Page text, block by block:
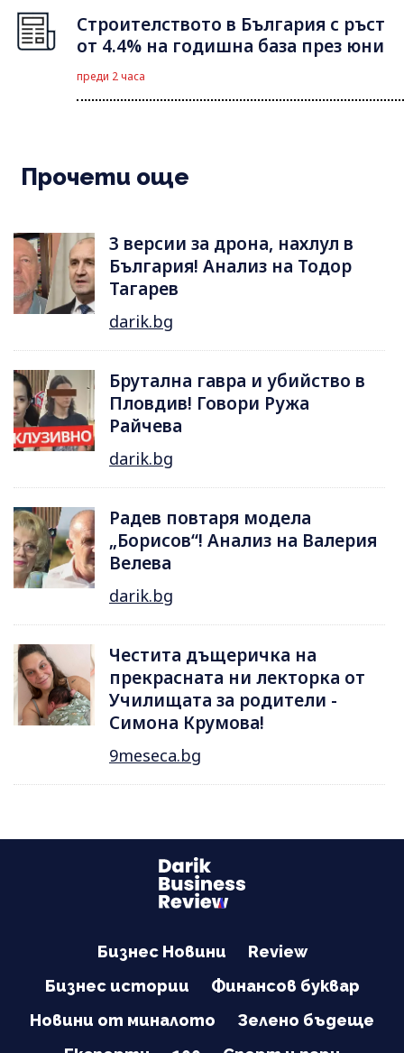
Строителството в България с ръст
от 4.4% на годишна база през юни
преди 2 часа
Прочети още
3 версии за дрона, нахлул в
България! Анализ на Тодор
Тагарев
darik.bg
Брутална гавра и убийство в
Пловдив! Говори Ружа
Райчева
darik.bg
Радев повтаря модела
„Борисов“! Анализ на Валерия
Велева
darik.bg
Честита дъщеричка на
прекрасната ни лекторка от
Училищата за родители -
Симона Крумова!
9meseca.bg
Бизнес Новини
Review
Бизнес истории
Финансов буквар
Новини от миналото
Зелено бъдеще